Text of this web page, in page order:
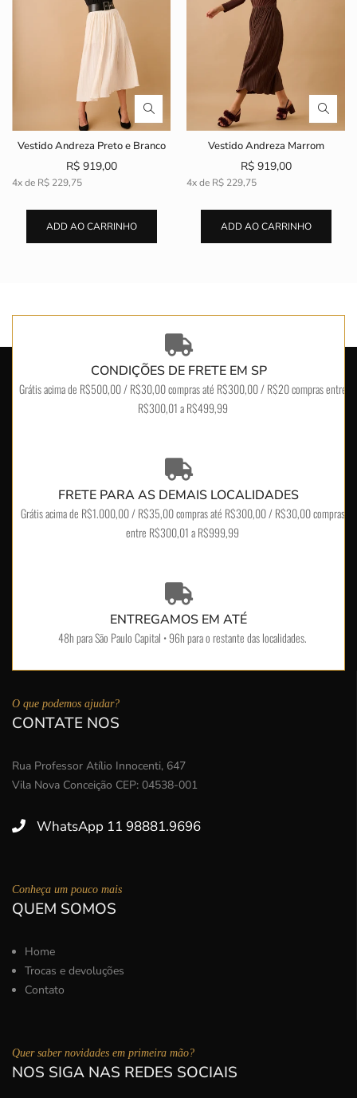
Vestido Andreza Preto e Branco
R$ 919,00
4x de R$ 229,75
ADD AO CARRINHO
Vestido Andreza Marrom
R$ 919,00
4x de R$ 229,75
ADD AO CARRINHO
CONDIÇÕES DE FRETE EM SP
Grátis acima de R$500,00 / R$30,00 compras até R$300,00 / R$20 compras entre
R$300,01 a R$499,99
FRETE PARA AS DEMAIS LOCALIDADES
Grátis acima de R$1.000,00 / R$35,00 compras até R$300,00 / R$30,00 compras
entre R$300,01 a R$999,99
ENTREGAMOS EM ATÉ
48h para São Paulo Capital • 96h para o restante das localidades.
O que podemos ajudar?
CONTATE NOS
Rua Professor Atílio Innocenti, 647
Vila Nova Conceição CEP: 04538-001
WhatsApp 11 98881.9696
Conheça um pouco mais
QUEM SOMOS
Home
Trocas e devoluções
Contato
Quer saber novidades em primeira mão?
NOS SIGA NAS REDES SOCIAIS